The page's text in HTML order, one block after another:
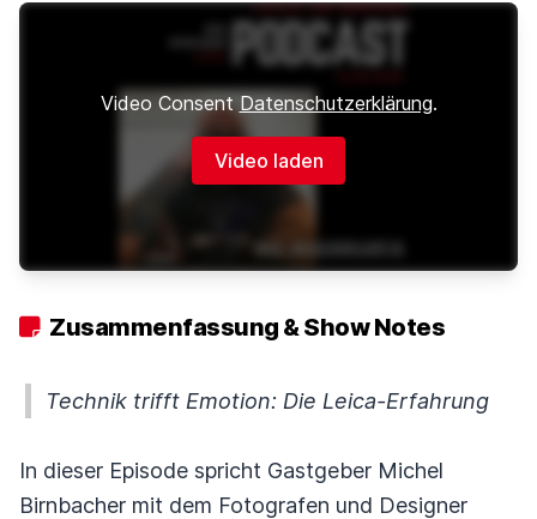
Video Consent Datenschutzerklärung.
Video laden
Zusammenfassung & Show Notes
Technik trifft Emotion: Die Leica-Erfahrung
In dieser Episode spricht Gastgeber Michel
Birnbacher mit dem Fotografen und Designer